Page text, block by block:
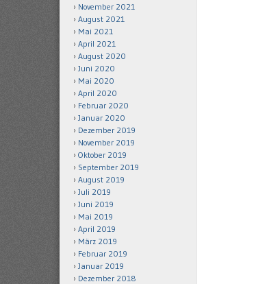
November 2021
August 2021
Mai 2021
April 2021
August 2020
Juni 2020
Mai 2020
April 2020
Februar 2020
Januar 2020
Dezember 2019
November 2019
Oktober 2019
September 2019
August 2019
Juli 2019
Juni 2019
Mai 2019
April 2019
März 2019
Februar 2019
Januar 2019
Dezember 2018